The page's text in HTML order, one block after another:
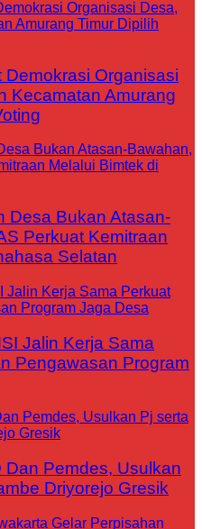
Organisasi
Kecamatan Amurang
Desa Bukan Atasan-
Perkuat Kemitraan
Selatan
Jalin Kerja Sama
Pengawasan Program
Pemdes, Usulkan
Driyorejo Gresik